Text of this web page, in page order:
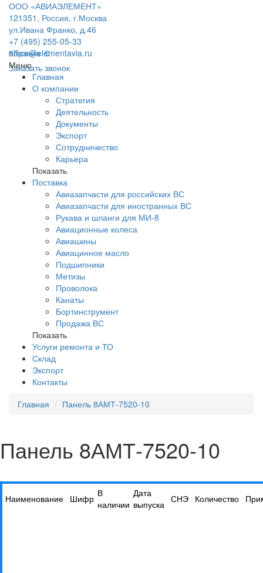
ООО «АВИАЭЛЕМЕНТ»
121351, Россия, г.Москва
ул.Ивана Франко, д.46
+7 (495) 255-05-33
office@elementavia.ru
Заказать звонок
Корзина0
Меню
Главная
О компании
Стратегия
Деятельность
Документы
Экспорт
Сотрудничество
Карьера
Показать
Поставка
Авиазапчасти для российских ВС
Авиазапчасти для иностранных ВС
Рукава и шланги для МИ-8
Авиационные колеса
Авиашины
Авиацинное масло
Подшипники
Метизы
Проволока
Канаты
Бортинструмент
Продажа ВС
Показать
Услуги ремонта и ТО
Склад
Экспорт
Контакты
Главная
Панель 8АМТ-7520-10
Панель 8АМТ-7520-10
Наименование Шифр В
наличии
Дата
выпуска СНЭ Количество